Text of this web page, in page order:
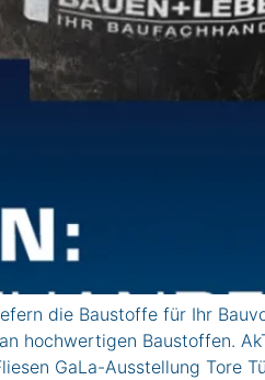
die Baustoffe für Ihr
Baustoffen.
GaLa-Ausstellung Tore